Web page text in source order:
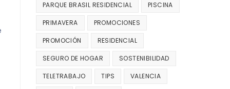
PARQUE BRASIL RESIDENCIAL PISCINA
PRIMAVERA PROMOCIONES
PROMOCIÓN RESIDENCIAL
SEGURO DE HOGAR SOSTENIBILIDAD
TELETRABAJO TIPS VALENCIA